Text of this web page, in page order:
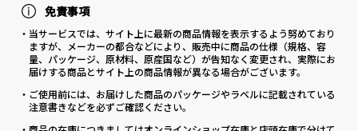
免責事項
・当サービスでは、サイト上に最新の商品情報を表示するよう努めており
ますが、メーカーの都合などにより、販売中に商品の仕様（規格、容
量、パッケージ、原材料、原産国など）が告知なく変更され、実際にお
届けする商品とサイト上の商品情報が異なる場合がございます。
・ご使用前には、お届けした商品のパッケージやラベルに記載されている
注意書きなどを必ずご確認ください。